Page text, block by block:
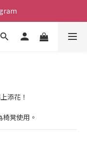
添花！
凳使用。